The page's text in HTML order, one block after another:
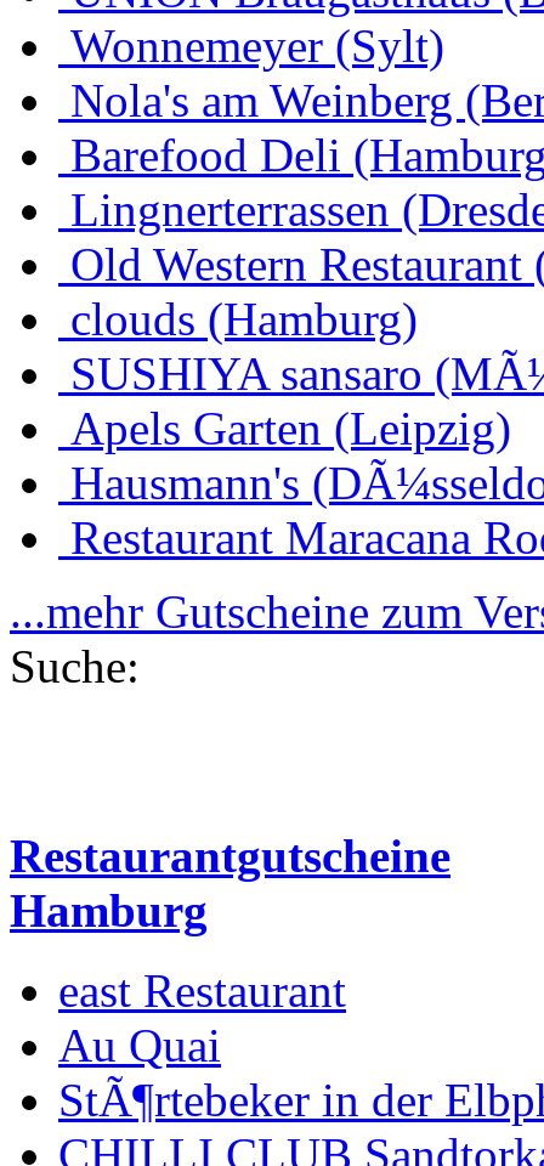
Wonnemeyer (Sylt)
Nola's am Weinberg
Barefood Deli
Lingnerterrassen
Old Western Restaurant
clouds (Hamburg)
SUSHIYA sansaro
Apels Garten (Leipzig)
Hausmann's
Restaurant Maracana
...mehr Gutscheine zum
Suche:
Restaurantgutscheine
Hamburg
east Restaurant
Au Quai
StÃ¶rtebeker in der
CHILLI CLUB